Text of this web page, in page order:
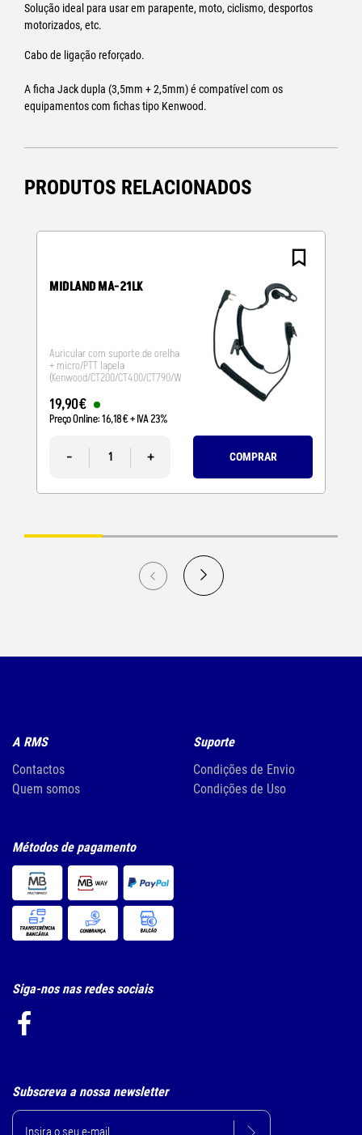
Solução ideal para usar em parapente, moto, ciclismo, desportos
motorizados, etc.
Cabo de ligação reforçado.
A ficha Jack dupla (3,5mm + 2,5mm) é compatível com os
equipamentos com fichas tipo Kenwood.
PRODUTOS RELACIONADOS
MIDLAND MA-21LK
Auricular com suporte de orelha
+ micro/PTT lapela
(Kenwood/CT200/CT400/CT790/Wouxun)
19,90€
Preço Online:16,18€+ IVA 23%
- + COMPRAR
A RMS
Contactos
Quem somos
Suporte
Condições de Envio
Condições de Uso
Métodos de pagamento
Siga-nos nas redes sociais
Subscreva a nossa newsletter